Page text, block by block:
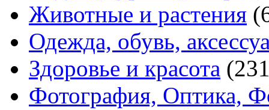
Животные и растения
Одежда, обувь,
Здоровье и красота
Фотография, Оптика,